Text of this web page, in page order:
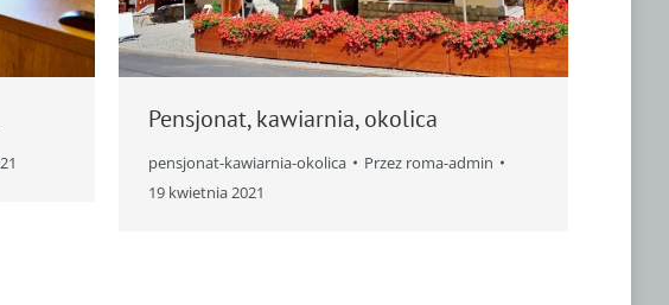
Pensjonat, kawiarnia, okolica
pensjonat-kawiarnia-okolica Przez roma-admin
19 kwietnia 2021